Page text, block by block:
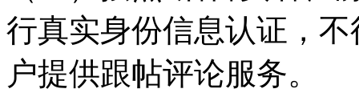
行真实身份信息认证，
户提供跟帖评论服务。